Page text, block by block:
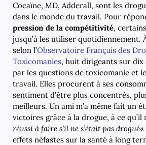
Cocaïne, MD, Adderall, sont les
dans le monde du travail. Pour
pression de la compétitivité,
jusqu’à les utiliser quotidiennement.
selon l’Observatoire Français des
Toxicomanies, huit dirigeants sur dix
par les questions de toxicomanie et
travail. Elles procurent à ses
sentiment d’être plus concentrés,
meilleurs. Un ami m’a même fait un
victoires grâce à la drogue, à ce qu’il
réussi à faire s’il ne s’était pas drogué«
effets néfastes sur la santé à long